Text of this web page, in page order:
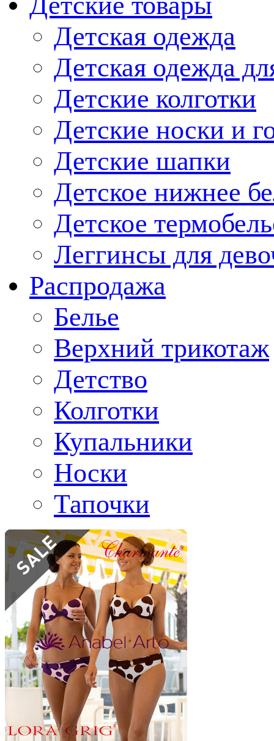
Детская одежда
Детская одежда
Детские колготки
Детские носки и
Детские шапки
Детское нижнее
Детское
Леггинсы для
Распродажа
Белье
Верхний трикотаж
Детство
Колготки
Купальники
Носки
Тапочки